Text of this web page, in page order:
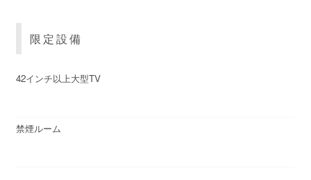
限定設備
42インチ以上大型TV
禁煙ルーム